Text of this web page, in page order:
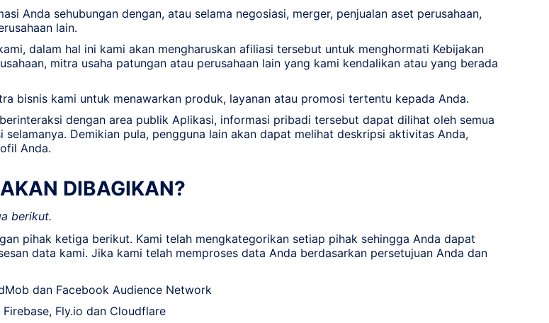
Anda sehubungan dengan, atau selama negosiasi, merger, penjualan aset perusahaan,
lain.
dalam hal ini kami akan mengharuskan afiliasi tersebut untuk menghormati Kebijakan
mitra usaha patungan atau perusahaan lain yang kami kendalikan atau yang berada
bisnis kami untuk menawarkan produk, layanan atau promosi tertentu kepada Anda.
dengan area publik Aplikasi, informasi pribadi tersebut dapat dilihat oleh semua
Demikian pula, pengguna lain akan dapat melihat deskripsi aktivitas Anda,
Anda.
DIBAGIKAN?
berikut.
pihak ketiga berikut. Kami telah mengkategorikan setiap pihak sehingga Anda dapat
data kami. Jika kami telah memproses data Anda berdasarkan persetujuan Anda dan
dan Facebook Audience Network
Fly.io dan Cloudflare